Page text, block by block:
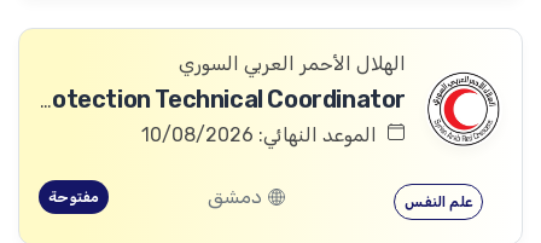
الهلال الأحمر العربي السوري
Community Services and Protection Technical Coordinator
الموعد النهائي: 10/08/2026
علم النفس دمشق مفتوحة